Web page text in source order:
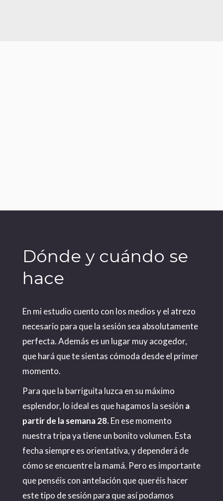
Dónde y cuándo se
hace
En mi estudio cuento con los medios y el atrezo
necesario para que la sesión sea absolutamente
perfecta. Además es un lugar muy acogedor,
que hará que te sientas cómoda desde el primer
momento.
Para que la barriguita luzca en su máximo
esplendor, lo ideal es que hagamos la sesión a
partir de la semana 28.En ese momento
nuestra tripa ya tiene un bonito volumen. Esta
fecha siempre es orientativa, y dependerá de
cómo se encuentre la mamá. Pero es importante
que penséis con antelación que queréis hacer
este tipo de sesión para que así podamos